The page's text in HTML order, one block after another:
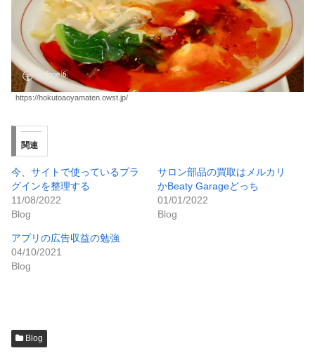
https://hokutoaoyamaten.owst.jp/
関連
今、サイトで使っているプラ
グインを整理する
11/08/2022
Blog
サロン部品の買取はメルカリ
かBeaty Garageどっち
01/01/2022
Blog
アプリの広告収益の勉強
04/10/2021
Blog
Blog